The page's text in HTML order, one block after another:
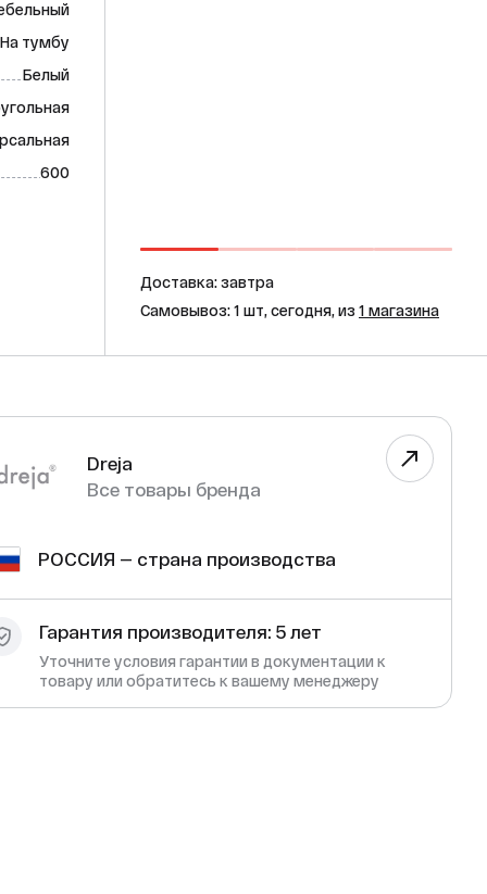
На тумбу
Белый
600
Доставка: завтра
Самовывоз: 1 шт, сегодня, из 1 магазина
Dreja
Все товары бренда
РОССИЯ — страна производства
Гарантия производителя: 5 лет
Уточните условия гарантии в документации к
товару или обратитесь к вашему менеджеру